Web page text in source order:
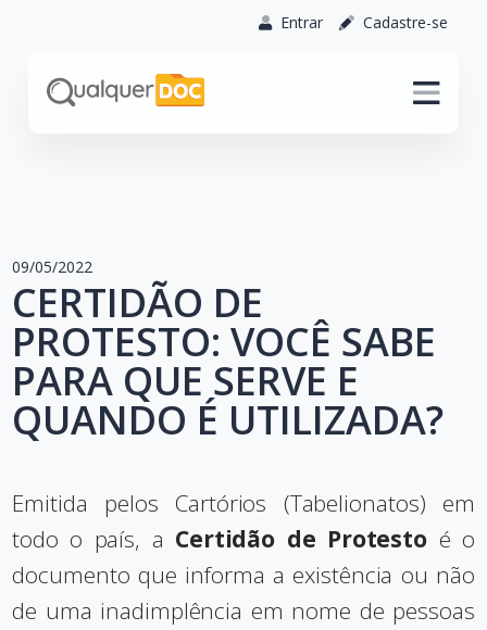
Entrar Cadastre-se
09/05/2022
CERTIDÃO DE
PROTESTO: VOCÊ SABE
PARA QUE SERVE E
QUANDO É UTILIZADA?
Emitida pelos Cartórios (Tabelionatos) em
todo o país, a Certidão de Protesto é o
documento que informa a existência ou não
de uma inadimplência em nome de pessoas